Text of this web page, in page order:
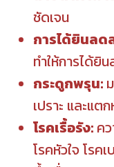
ชัดเจน
การได้ยินลด
ทำให้การได้ยิ
กระดูกพรุน:
เปราะ และแต
โรคเรื้อรัง: ค
โรคหัวใจ โรค